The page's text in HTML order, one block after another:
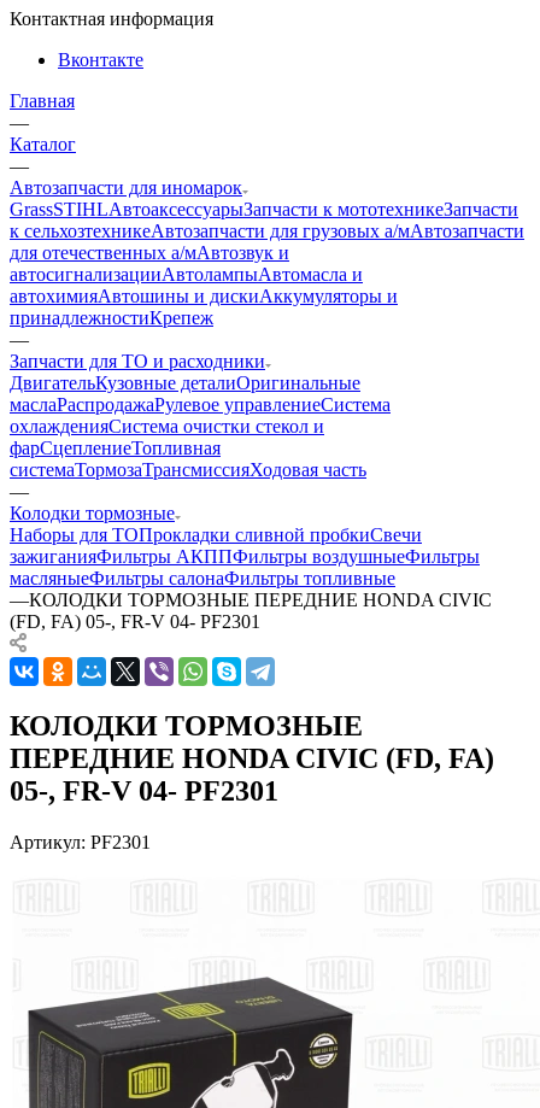
Контактная информация
Вконтакте
Главная
—
Каталог
—
Автозапчасти для иномарок
GrassSTIHLАвтоаксессуарыЗапчасти к мототехникеЗапчасти
к сельхозтехникеАвтозапчасти для грузовых а/мАвтозапчасти
для отечественных а/мАвтозвук и
автосигнализацииАвтолампыАвтомасла и
автохимияАвтошины и дискиАккумуляторы и
принадлежностиКрепеж
—
Запчасти для ТО и расходники
ДвигательКузовные деталиОригинальные
маслаРаспродажаРулевое управлениеСистема
охлажденияСистема очистки стекол и
фарСцеплениеТопливная
системаТормозаТрансмиссияХодовая часть
—
Колодки тормозные
Наборы для ТОПрокладки сливной пробкиСвечи
зажиганияФильтры АКППФильтры воздушныеФильтры
масляныеФильтры салонаФильтры топливные
—КОЛОДКИ ТОРМОЗНЫЕ ПЕPЕДНИЕ HONDA CIVIC
(FD, FA) 05-, FR-V 04- PF2301
КОЛОДКИ ТОРМОЗНЫЕ
ПЕPЕДНИЕ HONDA CIVIC (FD, FA)
05-, FR-V 04- PF2301
Артикул: PF2301